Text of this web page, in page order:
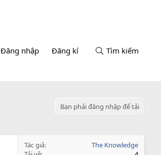
Đăng nhập Đăng kí Tìm kiếm
Bạn phải đăng nhập để tải
Tác giả
The Knowledge